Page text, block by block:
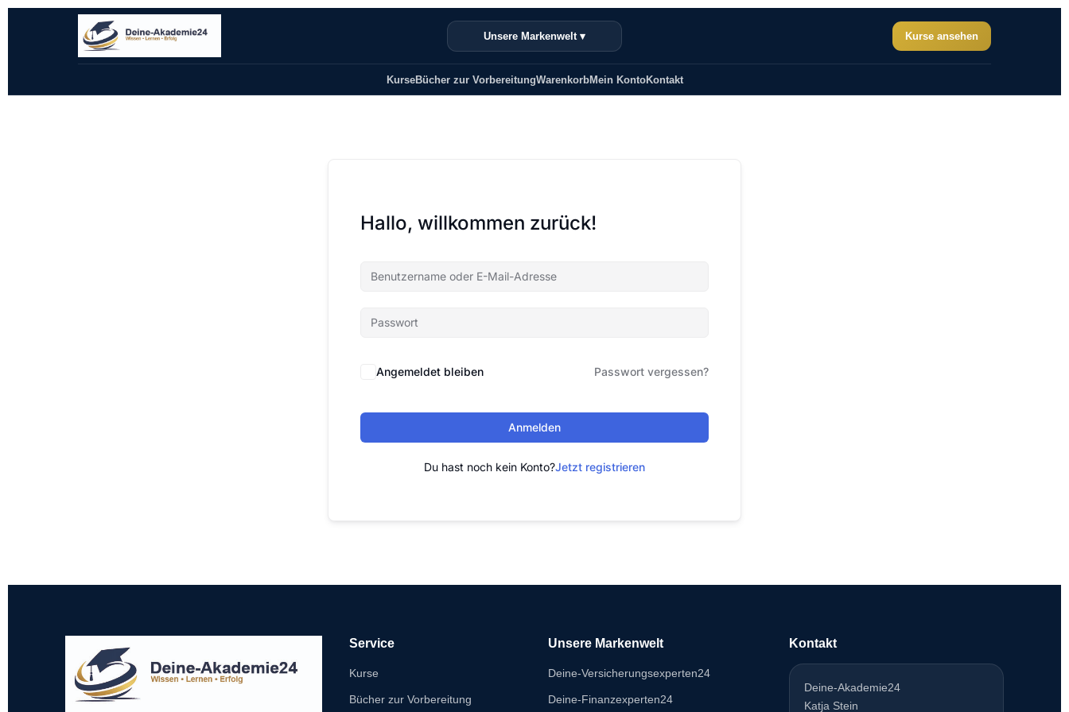
Unsere Markenwelt ▾ Kurse ansehen
KurseBücher zur VorbereitungWarenkorbMein KontoKontakt
Hallo, willkommen zurück!
Angemeldet bleiben Passwort vergessen?
Anmelden
Du hast noch kein Konto?Jetzt registrieren
Service
Kurse
Bücher zur Vorbereitung
Unsere Markenwelt
Deine-Versicherungsexperten24
Deine-Finanzexperten24
Kontakt
Deine-Akademie24
Katja Stein